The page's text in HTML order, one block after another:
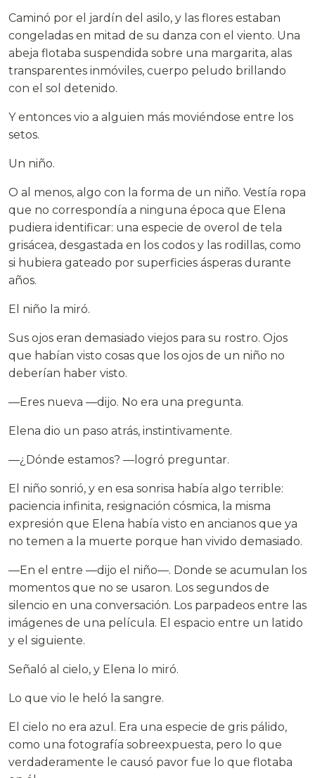
Caminó por el jardín del asilo, y las flores estaban
congeladas en mitad de su danza con el viento. Una
abeja flotaba suspendida sobre una margarita, alas
transparentes inmóviles, cuerpo peludo brillando
con el sol detenido.
Y entonces vio a alguien más moviéndose entre los
setos.
Un niño.
O al menos, algo con la forma de un niño. Vestía ropa
que no correspondía a ninguna época que Elena
pudiera identificar: una especie de overol de tela
grisácea, desgastada en los codos y las rodillas, como
si hubiera gateado por superficies ásperas durante
años.
El niño la miró.
Sus ojos eran demasiado viejos para su rostro. Ojos
que habían visto cosas que los ojos de un niño no
deberían haber visto.
—Eres nueva —dijo. No era una pregunta.
Elena dio un paso atrás, instintivamente.
—¿Dónde estamos? —logró preguntar.
El niño sonrió, y en esa sonrisa había algo terrible:
paciencia infinita, resignación cósmica, la misma
expresión que Elena había visto en ancianos que ya
no temen a la muerte porque han vivido demasiado.
—En el entre —dijo el niño—. Donde se acumulan los
momentos que no se usaron. Los segundos de
silencio en una conversación. Los parpadeos entre las
imágenes de una película. El espacio entre un latido
y el siguiente.
Señaló al cielo, y Elena lo miró.
Lo que vio le heló la sangre.
El cielo no era azul. Era una especie de gris pálido,
como una fotografía sobreexpuesta, pero lo que
verdaderamente le causó pavor fue lo que flotaba